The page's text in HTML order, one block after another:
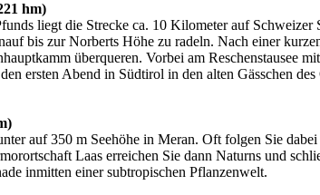
hm)
liegt die Strecke ca. 10 Kilometer auf Schweizer
bis zur Norberts Höhe zu radeln. Nach einer
überqueren. Vorbei am Reschenstausee
ersten Abend in Südtirol in den alten Gässchen des
auf 350 m Seehöhe in Meran. Oft folgen Sie
Laas erreichen Sie dann Naturns und
inmitten einer subtropischen Pflanzenwelt.